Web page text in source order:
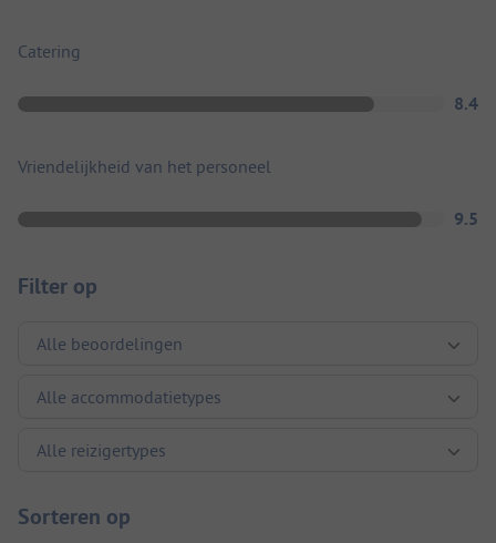
Catering
8.4
Vriendelijkheid van het personeel
9.5
Filter op
Sorteren op